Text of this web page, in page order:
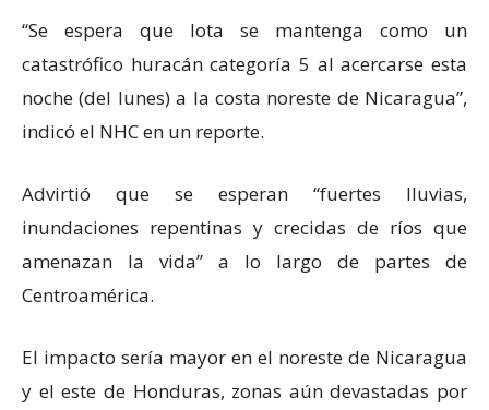
“Se espera que Iota se mantenga como un
catastrófico huracán categoría 5 al acercarse esta
noche (del lunes) a la costa noreste de Nicaragua”,
indicó el NHC en un reporte.
Advirtió que se esperan “fuertes lluvias,
inundaciones repentinas y crecidas de ríos que
amenazan la vida” a lo largo de partes de
Centroamérica.
El impacto sería mayor en el noreste de Nicaragua
y el este de Honduras, zonas aún devastadas por